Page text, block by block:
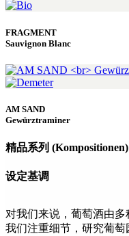
FRAGMENT
Sauvignon Blanc
AM SAND
Gewürztraminer
精品系列 (Kompositionen)
设定基调
对我们来说，葡萄酒由多
我们注重细节，研究葡萄